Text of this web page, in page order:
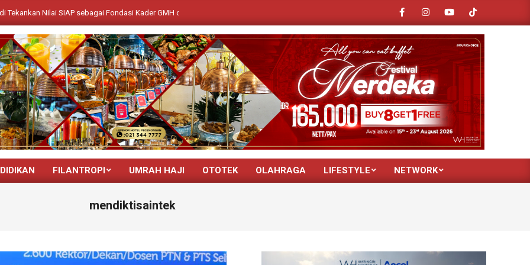
SIAP sebagai Fondasi Kader GMH di NGL Jawa-Bali Bukan Sekadar Merek: Rahasia Sharp Kuasai Pasar Elektronik Rumah Tangga Indonesia
Primary
Menu
FILANTROPI UMRAH HAJI OTOTEK OLAHRAGA LIFESTYLE NETWORK
mendiktisaintek